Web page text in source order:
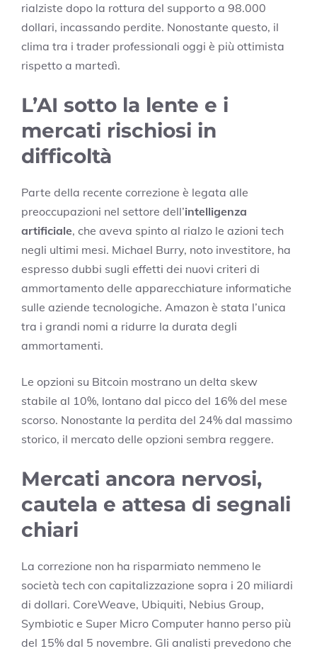
rialziste dopo la rottura del supporto a 98.000
dollari, incassando perdite. Nonostante questo, il
clima tra i trader professionali oggi è più ottimista
rispetto a martedì.
L’AI sotto la lente e i
mercati rischiosi in
difficoltà
Parte della recente correzione è legata alle
preoccupazioni nel settore dell’intelligenza
artificiale, che aveva spinto al rialzo le azioni tech
negli ultimi mesi. Michael Burry, noto investitore, ha
espresso dubbi sugli effetti dei nuovi criteri di
ammortamento delle apparecchiature informatiche
sulle aziende tecnologiche. Amazon è stata l’unica
tra i grandi nomi a ridurre la durata degli
ammortamenti.
Le opzioni su Bitcoin mostrano un delta skew
stabile al 10%, lontano dal picco del 16% del mese
scorso. Nonostante la perdita del 24% dal massimo
storico, il mercato delle opzioni sembra reggere.
Mercati ancora nervosi,
cautela e attesa di segnali
chiari
La correzione non ha risparmiato nemmeno le
società tech con capitalizzazione sopra i 20 miliardi
di dollari. CoreWeave, Ubiquiti, Nebius Group,
Symbiotic e Super Micro Computer hanno perso più
del 15% dal 5 novembre. Gli analisti prevedono che